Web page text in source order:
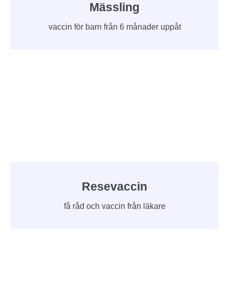
Mässling
vaccin för barn från 6 månader uppåt
Resevaccin
få råd och vaccin från läkare